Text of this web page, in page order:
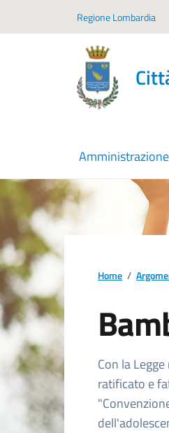
Regione Lombardia
Amministrazione
Home /
Con la
ratificato e